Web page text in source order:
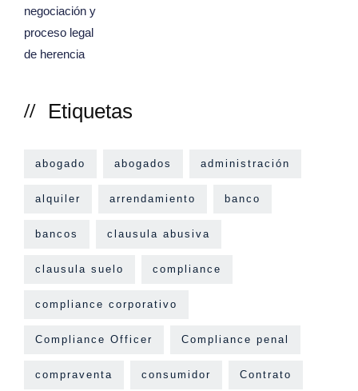
Etiquetas
abogado abogados administración
alquiler arrendamiento banco
bancos clausula abusiva
clausula suelo compliance
compliance corporativo
Compliance Officer Compliance penal
compraventa consumidor Contrato